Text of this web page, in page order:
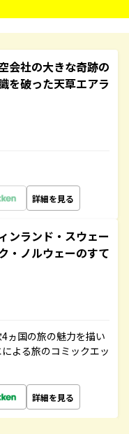
会社の大きな奇跡の
破った天草エアラ
詳細を見る
ンランド・スウェー
・ノルウェーのすて
ヵ国の旅の魅力を描い
よる旅のコミックエッ
詳細を見る